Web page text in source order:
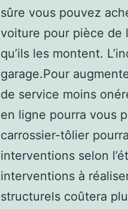
sûre vous pouvez
voiture pour pièce de
qu’ils les montent.
garage.Pour
de service moins
en ligne pourra vous
carrossier-tôlier
interventions selon
interventions à
structurels coûtera